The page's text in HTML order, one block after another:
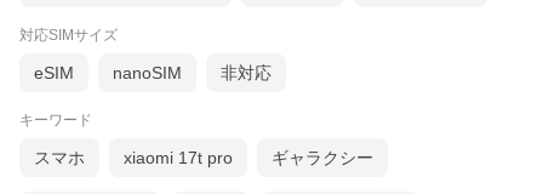
対応SIMサイズ
eSIM nanoSIM 非対応
キーワード
スマホ xiaomi 17t pro ギャラクシー